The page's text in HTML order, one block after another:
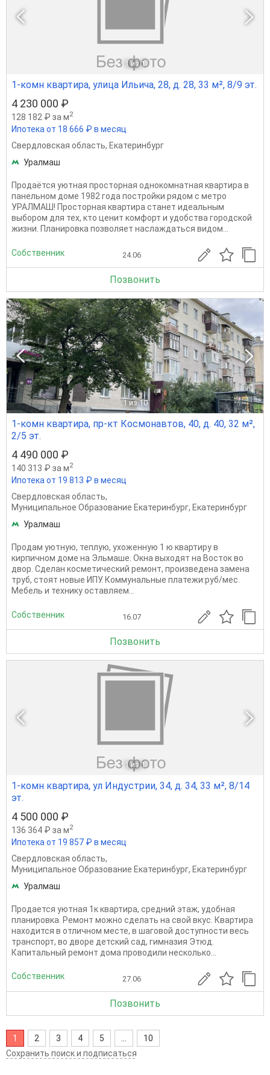
1 из 1
1-комн квартира, улица Ильича, 28, д. 28, 33 м², 8/9 эт.
4 230 000 ₽
128 182 ₽ за м2
Ипотека от 18 666 ₽ в месяц
Свердловская область, Екатеринбург
Уралмаш
Продаётся уютная просторная однокомнатная квартира в
панельном доме 1982 года постройки рядом с метро
УРАЛМАШ! Просторная квартира станет идеальным
выбором для тех, кто ценит комфорт и удобства городской
жизни. Планировка позволяет наслаждаться видом...
Собственник 24.06
Позвонить
1 из 10
1-комн квартира, пр-кт Космонавтов, 40, д. 40, 32 м²,
2/5 эт.
4 490 000 ₽
140 313 ₽ за м2
Ипотека от 19 813 ₽ в месяц
Свердловская область,
Муниципальное Образование Екатеринбург, Екатеринбург
Уралмаш
Продам уютную, теплую, ухоженную 1 ю квартиру в
кирпичном доме на Эльмаше. Окна выходят на Восток во
двор. Сделан косметический ремонт, произведена замена
труб, стоят новые ИПУ. Коммунальные платежи:руб/мес.
Мебель и технику оставляем...
Собственник 16.07
Позвонить
1 из 1
1-комн квартира, ул Индустрии, 34, д. 34, 33 м², 8/14
эт.
4 500 000 ₽
136 364 ₽ за м2
Ипотека от 19 857 ₽ в месяц
Свердловская область,
Муниципальное Образование Екатеринбург, Екатеринбург
Уралмаш
Продается уютная 1к квартира, средний этаж, удобная
планировка. Ремонт можно сделать на свой вкус. Квартира
находится в отличном месте, в шаговой доступности весь
транспорт, во дворе детский сад, гимназия Этюд.
Капитальный ремонт дома проводили несколько...
Собственник 27.06
Позвонить
1 2 3 4 5
10
Сохранить поиск и подписаться